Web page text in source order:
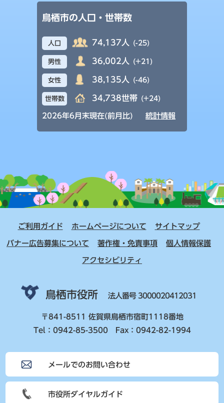
鳥栖市の人口・世帯数
人口 74,137人 (-25)
男性 36,002人 (+21)
女性 38,135人 (-46)
世帯数 34,738世帯 (+24)
2026年6月末現在(前月比) 統計情報
ご利用ガイド ホームページについて サイトマップ
バナー広告募集について 著作権・免責事項 個人情報保護
アクセシビリティ
鳥栖市役所 法人番号 3000020412031
〒841-8511 佐賀県鳥栖市宿町1118番地
Tel：0942-85-3500 Fax：0942-82-1994
メールでのお問い合わせ
市役所ダイヤルガイド